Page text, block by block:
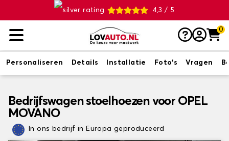
4,3 / 5
0
Personaliseren Details Installatie Foto's Vragen
Bedrijfswagen stoelhoezen voor OPEL
MOVANO
In ons bedrijf in Europa geproduceerd